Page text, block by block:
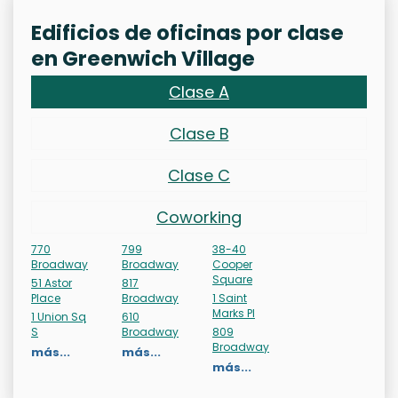
Edificios de oficinas por clase
en Greenwich Village
Clase A
Clase B
Clase C
Coworking
770
Broadway
51 Astor
Place
1 Union Sq
S
más...
799
Broadway
817
Broadway
610
Broadway
más...
38-40
Cooper
Square
1 Saint
Marks Pl
809
Broadway
más...